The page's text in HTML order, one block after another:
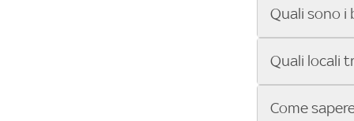
Quali sono i
Se cerchi un
ENILIVE, la
Sky Bar ti
Quali locali
Vuoi sapere
Come